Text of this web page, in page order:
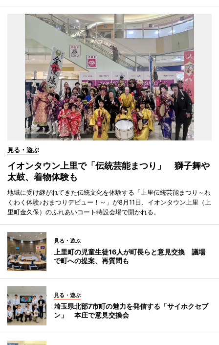
見る・遊ぶ
イオンタウン上里で「伝統芸能まつり」 獅子舞や
太鼓、着物体験も
地域に受け継がれてきた伝統文化を体験する「上里伝統芸能まつり～わ
くわく体験♪おまつりデビュー！～」が8月11日、イオンタウン上里（上
里町金久保）のふれあいコート特設会場で開かれる。
見る・遊ぶ
上里町の児童生徒16人が町長らと意見交換 議場
で町への提案、再質問も
見る・遊ぶ
埼玉県北部7市町の魅力を発信する「サイホクセブ
ン」 本庄で意見交換会